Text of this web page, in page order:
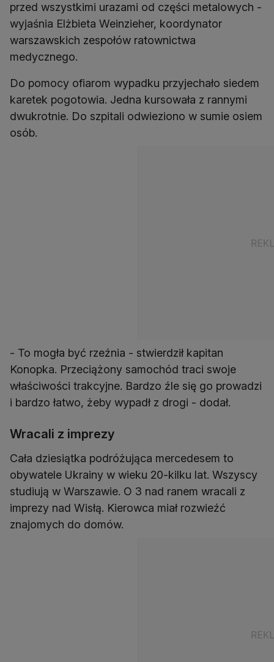
przed wszystkimi urazami od części metalowych -
wyjaśnia Elżbieta Weinzieher, koordynator
warszawskich zespołów ratownictwa
medycznego.
Do pomocy ofiarom wypadku przyjechało siedem
karetek pogotowia. Jedna kursowała z rannymi
dwukrotnie. Do szpitali odwieziono w sumie osiem
osób.
- To mogła być rzeźnia - stwierdził kapitan
Konopka. Przeciążony samochód traci swoje
właściwości trakcyjne. Bardzo źle się go prowadzi
i bardzo łatwo, żeby wypadł z drogi - dodał.
Wracali z imprezy
Cała dziesiątka podróżująca mercedesem to
obywatele Ukrainy w wieku 20-kilku lat. Wszyscy
studiują w Warszawie. O 3 nad ranem wracali z
imprezy nad Wisłą. Kierowca miał rozwieźć
znajomych do domów.